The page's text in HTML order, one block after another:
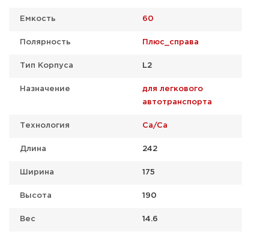
Емкость 60
Полярность Плюс_справа
Тип Корпуса L2
Назначение
для легкового
автотранспорта
Технология Ca/Ca
Длина 242
Ширина 175
Высота 190
Вес 14.6